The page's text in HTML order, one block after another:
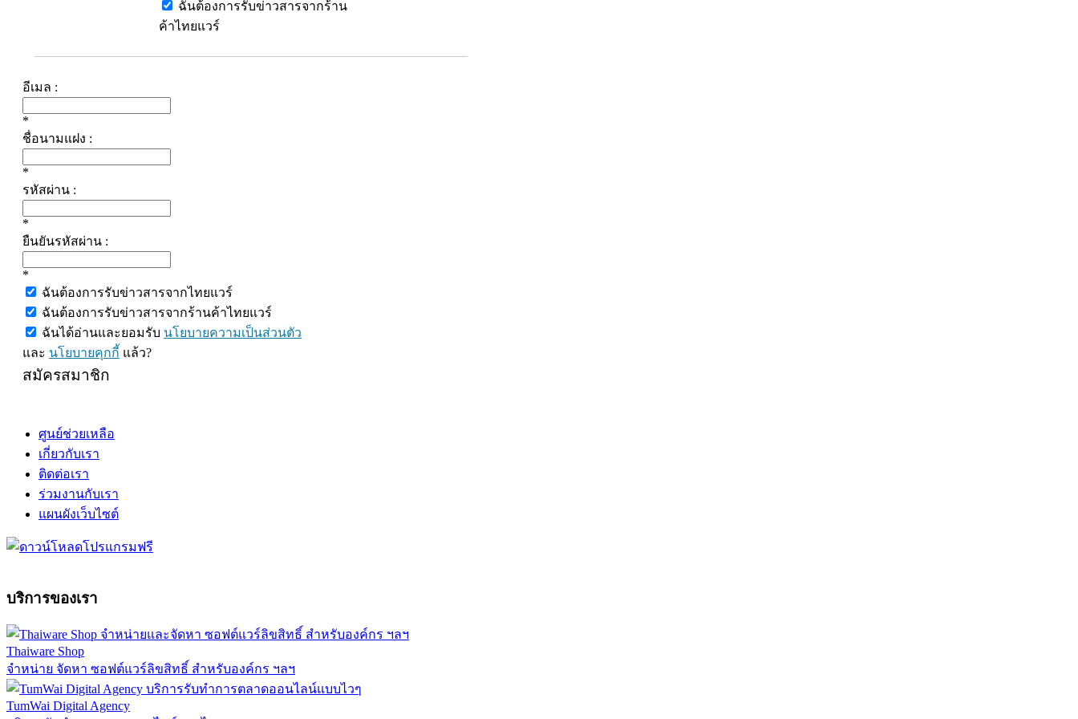
ฉันต้องการรับข่าวสารจากร้าน
ค้าไทยแวร์
อีเมล :
*
ชื่อนามแฝง :
*
รหัสผ่าน :
*
ยืนยันรหัสผ่าน :
*
ฉันต้องการรับข่าวสารจากไทยแวร์
ฉันต้องการรับข่าวสารจากร้านค้าไทยแวร์
ฉันได้อ่านและยอมรับ นโยบายความเป็นส่วนตัว
และ นโยบายคุกกี้ แล้ว?
สมัครสมาชิก
ศูนย์ช่วยเหลือ
เกี่ยวกับเรา
ติดต่อเรา
ร่วมงานกับเรา
แผนผังเว็บไซต์
บริการของเรา
Thaiware Shop
จำหน่าย จัดหา ซอฟต์แวร์ลิขสิทธิ์ สำหรับองค์กร ฯลฯ
TumWai Digital Agency